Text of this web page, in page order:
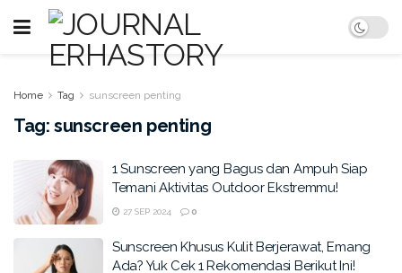
Home Tag sunscreen penting
Tag: sunscreen penting
1 Sunscreen yang Bagus dan Ampuh Siap
Temani Aktivitas Outdoor Ekstremmu!
27 SEP 2024 0
Sunscreen Khusus Kulit Berjerawat, Emang
Ada? Yuk Cek 1 Rekomendasi Berikut Ini!